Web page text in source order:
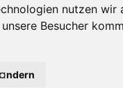
nutzen wir
Besucher
Kontakt-Trojaner-Board